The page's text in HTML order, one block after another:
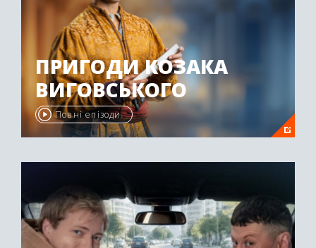
ПРИГОДИ КОЗАКА
ВИГОВСЬКОГО
Повні епізоди